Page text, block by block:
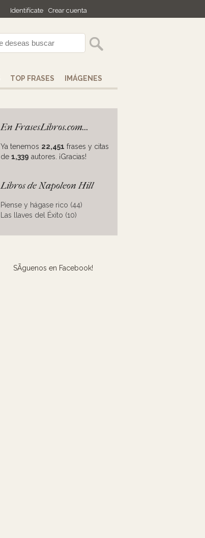
Identifícate Crear cuenta
TOP FRASES IMÁGENES
En FrasesLibros.com...
Ya tenemos 22,451 frases y citas
de 1,339 autores. ¡Gracias!
Libros de Napoleon Hill
Piense y hágase rico (44)
Las llaves del Éxito (10)
SÃ­guenos en Facebook!